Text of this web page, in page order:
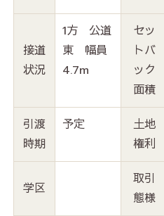
接道
状況
1方 公道
東 幅員
4.7m
セッ
トバ
ック
面積
引渡
時期
予定
土地
権利
学区
取引
態様